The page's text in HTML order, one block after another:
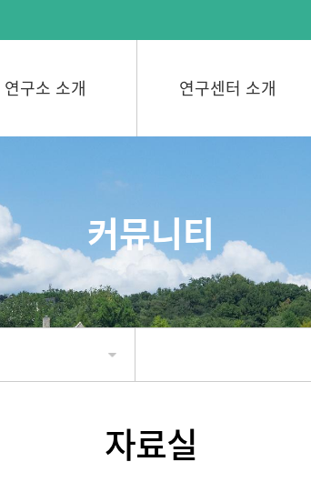
연구소 소개 연구센터 소개
커뮤니티
자료실